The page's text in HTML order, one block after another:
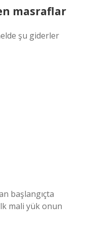
masraflar
şu giderler
başlangıçta
mali yük onun